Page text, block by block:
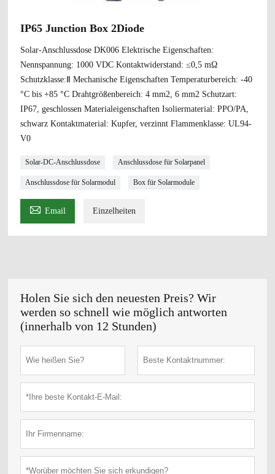
IP65 Junction Box 2Diode
Solar-Anschlussdose DK006 Elektrische Eigenschaften:
Nennspannung: 1000 VDC Kontaktwiderstand: ≤0,5 mΩ
Schutzklasse:Ⅱ Mechanische Eigenschaften Temperaturbereich: -40
°C bis +85 °C Drahtgrößenbereich: 4 mm2, 6 mm2 Schutzart:
IP67, geschlossen Materialeigenschaften Isoliermaterial: PPO/PA,
schwarz Kontaktmaterial: Kupfer, verzinnt Flammenklasse: UL94-
V0
Solar-DC-Anschlussdose Anschlussdose für Solarpanel
Anschlussdose für Solarmodul Box für Solarmodule
 Email Einzelheiten
Holen Sie sich den neuesten Preis? Wir
werden so schnell wie möglich antworten
(innerhalb von 12 Stunden)